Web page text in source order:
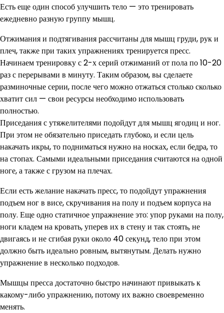
Есть еще один способ улучшить тело — это тренировать
ежедневно разную группу мышц.
Отжимания и подтягивания рассчитаны для мышц груди, рук и
плеч, также при таких упражнениях тренируется пресс.
Начинаем тренировку с 2-х серий отжиманий от пола по 10-20
раз с перерывами в минуту. Таким образом, вы сделаете
разминочные серии, после чего можно отжаться столько сколько
хватит сил — свои ресурсы необходимо использовать
полностью.
Приседания с утяжелителями подойдут для мышц ягодиц и ног.
При этом не обязательно приседать глубоко, и если цель
накачать икры, то подниматься нужно на носках, если бедра, то
на стопах. Самыми идеальными приседания считаются на одной
ноге, а также с грузом на плечах.
Если есть желание накачать пресс, то подойдут упражнения
подъем ног в висе, скручивания на полу и подъем корпуса на
полу. Еще одно статичное упражнение это: упор руками на полу,
ноги кладем на кровать, уперев их в стену и так стоять, не
двигаясь и не сгибая руки около 40 секунд, тело при этом
должно быть идеально ровным, вытянутым. Делать нужно
упражнение в несколько подходов.
Мышцы пресса достаточно быстро начинают привыкать к
какому-либо упражнению, потому их важно своевременно
менять.